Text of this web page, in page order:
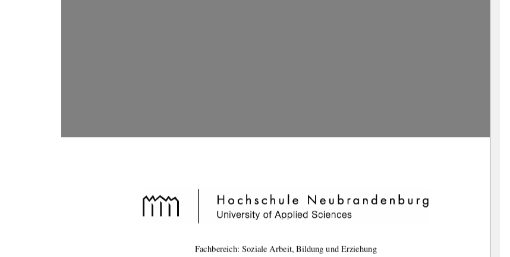
Fachbereich: Soziale Arbeit, Bildung und Erziehung